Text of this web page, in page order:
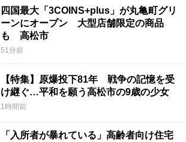
四国最大「3COINS+plus」が丸亀町グリ
ーンにオープン 大型店舗限定の商品
も 高松市
51分前
【特集】原爆投下81年 戦争の記憶を受
け継ぐ…平和を願う高松市の9歳の少女
1時間前
「入所者が暴れている」高齢者向け住宅